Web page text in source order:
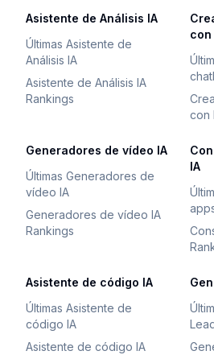
Asistente de Análisis IA
Últimas Asistente de
Análisis IA
Asistente de Análisis IA
Rankings
con
con
Generadores de vídeo IA
Últimas Generadores de
vídeo IA
Generadores de vídeo IA
Rankings
IA
Asistente de código IA
Últimas Asistente de
código IA
Asistente de código IA